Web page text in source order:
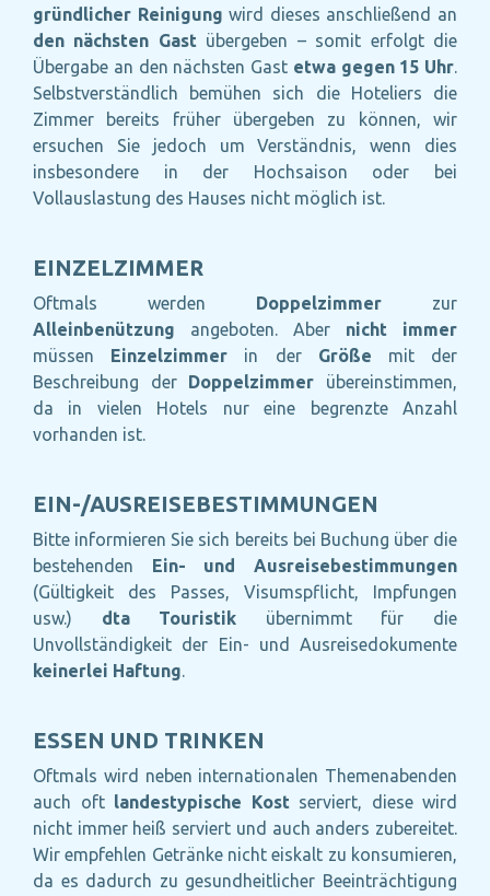
gründlicher Reinigung wird dieses anschließend an
den nächsten Gast übergeben – somit erfolgt die
Übergabe an den nächsten Gast etwa gegen 15 Uhr.
Selbstverständlich bemühen sich die Hoteliers die
Zimmer bereits früher übergeben zu können, wir
ersuchen Sie jedoch um Verständnis, wenn dies
insbesondere in der Hochsaison oder bei
Vollauslastung des Hauses nicht möglich ist.
EINZELZIMMER
Oftmals werden Doppelzimmer zur
Alleinbenützung angeboten. Aber nicht immer
müssen Einzelzimmer in der Größe mit der
Beschreibung der Doppelzimmer übereinstimmen,
da in vielen Hotels nur eine begrenzte Anzahl
vorhanden ist.
EIN-/AUSREISEBESTIMMUNGEN
Bitte informieren Sie sich bereits bei Buchung über die
bestehenden Ein- und Ausreisebestimmungen
(Gültigkeit des Passes, Visumspflicht, Impfungen
usw.) dta Touristik übernimmt für die
Unvollständigkeit der Ein- und Ausreisedokumente
keinerlei Haftung.
ESSEN UND TRINKEN
Oftmals wird neben internationalen Themenabenden
auch oft landestypische Kost serviert, diese wird
nicht immer heiß serviert und auch anders zubereitet.
Wir empfehlen Getränke nicht eiskalt zu konsumieren,
da es dadurch zu gesundheitlicher Beeinträchtigung